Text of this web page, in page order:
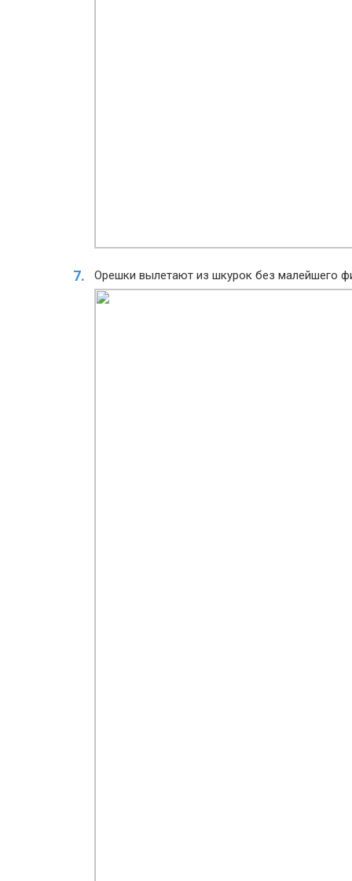
Орешки вылетают из шкурок без малейшего